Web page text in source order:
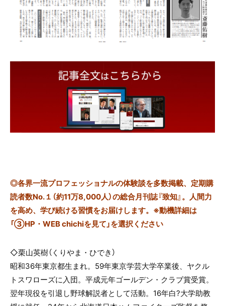
◎各界一流プロフェッショナルの体験談を多数掲載、定期購
読者数No.１（約11万8,000人）の総合月刊誌『致知』。人間力
を高め、学び続ける習慣をお届けします。※動機詳細は
「③HP・WEB chichiを見て」を選択ください
◇栗山英樹（くりやま・ひでき）
昭和36年東京都生まれ。 59年東京学芸大学卒業後、ヤクル
トスワローズに入団。平成元年ゴールデン・クラブ賞受賞。
翌年現役を引退し野球解説者として活動。 16年白?大学助教